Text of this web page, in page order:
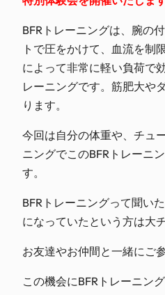
BFRトレーニングは、腕の
ト で圧をかけて、血流を制
によって非常に軽い負荷で
レーニングです。筋肥大や
ります。
今回は自分の体重や、チュ
ニングでこのBFRトレーニ
す。
BFRトレーニングって聞い
になっていたという方は大
お友達やお仲間と一緒にご
この機会にBFRトレーニン